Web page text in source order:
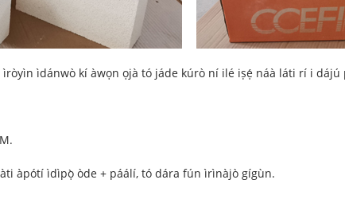
ìdánwò kí àwọn ọjà tó jáde kúrò ní ilé iṣẹ́ náà láti rí i dájú
àpótí ìdìpọ̀ òde + páálí, tó dára fún ìrìnàjò gígùn.